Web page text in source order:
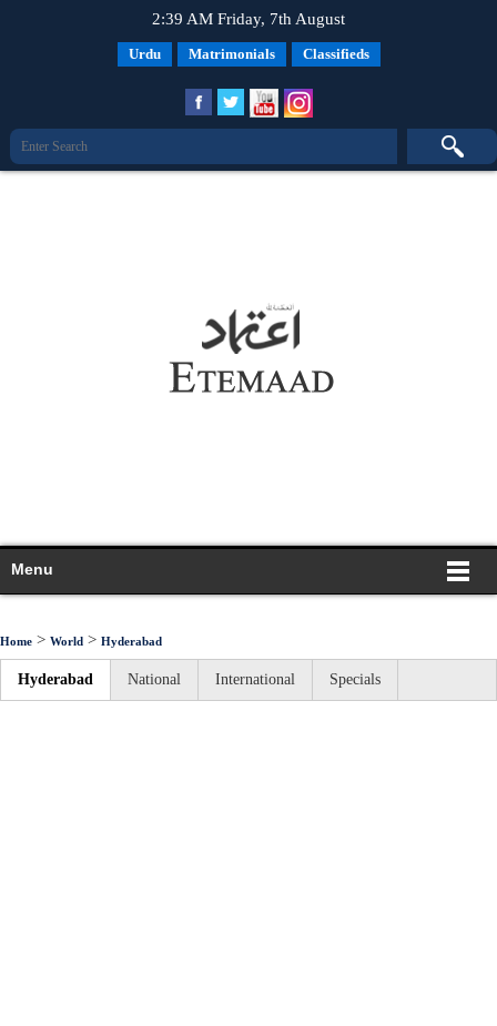
2:39 AM Friday, 7th August
Urdu Matrimonials Classifieds
Menu
Home > World > Hyderabad
Hyderabad National International Specials